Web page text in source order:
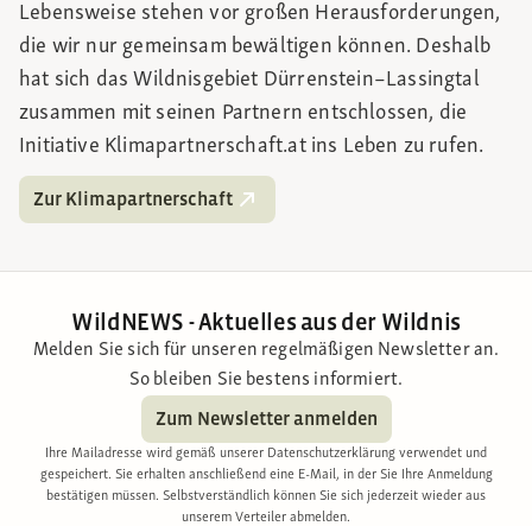
Lebensweise stehen vor großen Herausforderungen,
die wir nur gemeinsam bewältigen können. Deshalb
hat sich das Wildnisgebiet Dürrenstein–Lassingtal
zusammen mit seinen Partnern entschlossen, die
Initiative Klimapartnerschaft.at ins Leben zu rufen.
Zur Klimapartnerschaft
WildNEWS - Aktuelles aus der Wildnis
Melden Sie sich für unseren regelmäßigen Newsletter an.
So bleiben Sie bestens informiert.
Zum Newsletter anmelden
Ihre Mailadresse wird gemäß unserer Datenschutzerklärung verwendet und
gespeichert. Sie erhalten anschließend eine E-Mail, in der Sie Ihre Anmeldung
bestätigen müssen. Selbstverständlich können Sie sich jederzeit wieder aus
unserem Verteiler abmelden.